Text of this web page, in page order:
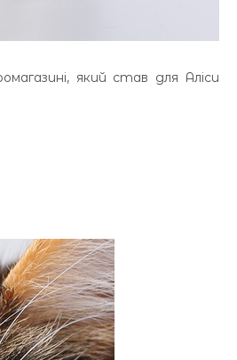
який став для Аліси